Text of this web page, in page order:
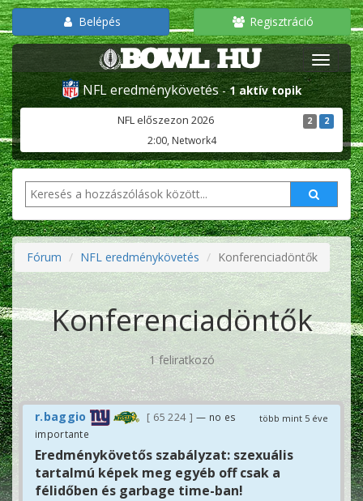
Belépés Regisztráció
NFL eredménykövetés -1 aktív topik
NFL előszezon 2026 2 2
2:00, Network4
Fórum NFL eredménykövetés Konferenciadöntők
Konferenciadöntők
1 feliratkozó
több mint 5 éve
r.baggio 65 224
— no es
importante
Eredménykövetős szabályzat: szexuális
tartalmú képek meg egyéb off csak a
félidőben és garbage time-ban!